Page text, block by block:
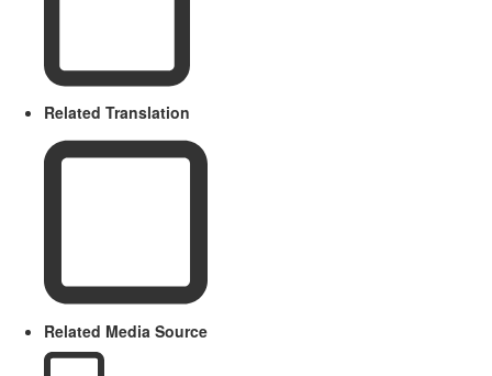
Related Translation
Related Media Source